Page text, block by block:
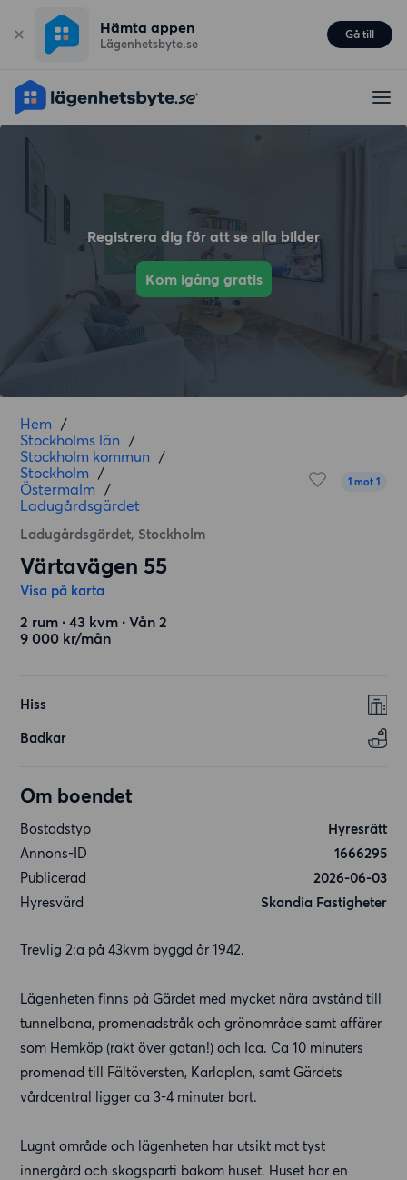
Hämta appen
Lägenhetsbyte.se
Gå till
Registrera dig för att se alla bilder
Kom igång gratis
Hem /
Stockholms län /
Stockholm kommun /
Stockholm /
Östermalm /
Ladugårdsgärdet
Ladugårdsgärdet, Stockholm
1 mot 1
Värtavägen 55
Visa på karta
2 rum ∙ 43 kvm ∙ Vån 2
9 000 kr/mån
Hiss
Badkar
Om boendet
Bostadstyp
Hyresrätt
Annons-ID
1666295
Publicerad
2026-06-03
Hyresvärd
Skandia Fastigheter
Trevlig 2:a på 43kvm byggd år 1942.
Lägenheten finns på Gärdet med mycket nära avstånd till
tunnelbana, promenadstråk och grönområde samt affärer
som Hemköp (rakt över gatan!) och Ica. Ca 10 minuters
promenad till Fältöversten, Karlaplan, samt Gärdets
vårdcentral ligger ca 3-4 minuter bort.
Lugnt område och lägenheten har utsikt mot tyst
innergård och skogsparti bakom huset. Huset har en